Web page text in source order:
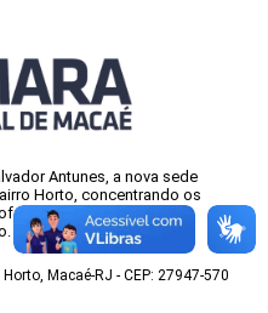
Antunes, a nova sede
Horto, concentrando os
mais espaço e
Macaé-RJ - CEP: 27947-570